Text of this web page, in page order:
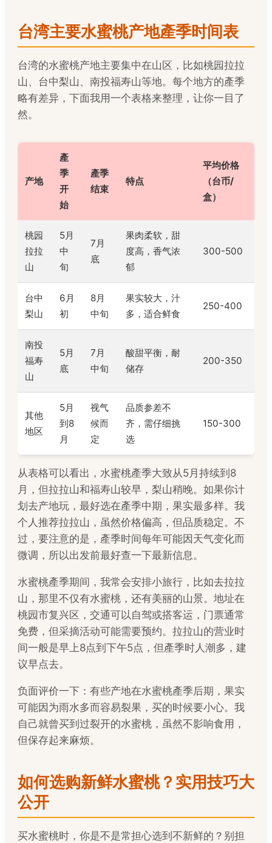
台湾主要水蜜桃产地產季时间表
台湾的水蜜桃产地主要集中在山区，比如桃园拉拉
山、台中梨山、南投福寿山等地。每个地方的產季
略有差异，下面我用一个表格来整理，让你一目了
然。
产地
產
季
开
始
產季
结束
特点
平均价格
（台币/
盒）
桃园
拉拉
山
5月
中
旬
7月
底
果肉柔软，甜
度高，香气浓
郁
300-500
台中
梨山
6月
初
8月
中旬
果实较大，汁
多，适合鲜食
250-400
南投
福寿
山
5月
底
7月
中旬
酸甜平衡，耐
储存
200-350
其他
地区
5月
到8
月
视气
候而
定
品质参差不
齐，需仔细挑
选
150-300
从表格可以看出，水蜜桃產季大致从5月持续到8
月，但拉拉山和福寿山较早，梨山稍晚。如果你计
划去产地玩，最好选在產季中期，果实最多样。我
个人推荐拉拉山，虽然价格偏高，但品质稳定。不
过，要注意的是，產季时间每年可能因天气变化而
微调，所以出发前最好查一下最新信息。
水蜜桃產季期间，我常会安排小旅行，比如去拉拉
山，那里不仅有水蜜桃，还有美丽的山景。地址在
桃园市复兴区，交通可以自驾或搭客运，门票通常
免费，但采摘活动可能需要预约。拉拉山的营业时
间一般是早上8点到下午5点，但產季时人潮多，建
议早点去。
负面评价一下：有些产地在水蜜桃產季后期，果实
可能因为雨水多而容易裂果，买的时候要小心。我
自己就曾买到过裂开的水蜜桃，虽然不影响食用，
但保存起来麻烦。
如何选购新鲜水蜜桃？实用技巧大
公开
买水蜜桃时，你是不是常担心选到不新鲜的？别担